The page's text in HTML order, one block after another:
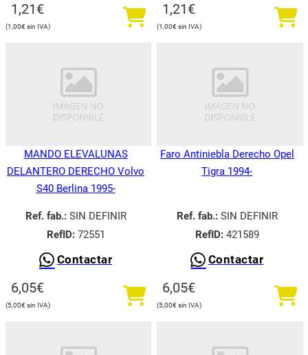
1,21€
1,00€
1,21€
1,00€
MANDO ELEVALUNAS
DELANTERO DERECHO Volvo
S40 Berlina 1995-
Ref. fab.:SIN DEFINIR
RefID:72551
Contactar
6,05€
5,00€
Faro Antiniebla Derecho Opel
Tigra 1994-
Ref. fab.:SIN DEFINIR
RefID:421589
Contactar
6,05€
5,00€